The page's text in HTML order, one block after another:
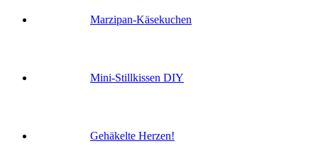
Marzipan-Käsekuchen
Mini-Stillkissen DIY
Gehäkelte Herzen!